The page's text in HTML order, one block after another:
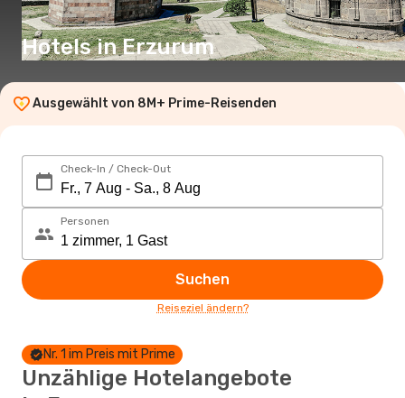
Hotels in Erzurum
Ausgewählt von 8M+ Prime-Reisenden
Check-In / Check-Out
Personen
Suchen
Reiseziel ändern?
Nr. 1 im Preis mit Prime
Unzählige Hotelangebote